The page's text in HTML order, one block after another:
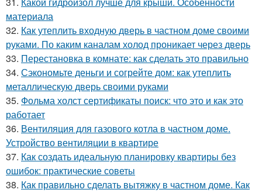
материала
32. Как утеплить входную дверь в частном доме своими
руками. По каким каналам холод проникает через дверь
33. Перестановка в комнате: как сделать это правильно
34. Сэкономьте деньги и согрейте дом: как утеплить
металлическую дверь своими руками
35. Фольма холст сертификаты поиск: что это и как это
работает
36. Вентиляция для газового котла в частном доме.
Устройство вентиляции в квартире
37. Как создать идеальную планировку квартиры без
ошибок: практические советы
38. Как правильно сделать вытяжку в частном доме. Как